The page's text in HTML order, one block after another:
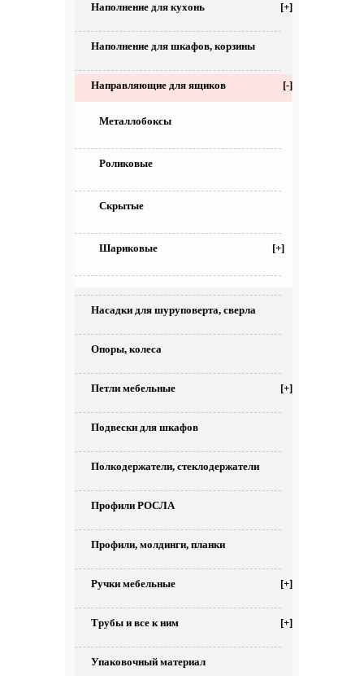
Наполнение для кухонь [+]
Наполнение для шкафов, корзины
Направляющие для ящиков [-]
Металлобоксы
Роликовые
Скрытые
Шариковые [+]
Насадки для шуруповерта, сверла
Опоры, колеса
Петли мебельные [+]
Подвески для шкафов
Полкодержатели, стеклодержатели
Профили РОСЛА
Профили, молдинги, планки
Ручки мебельные [+]
Трубы и все к ним [+]
Упаковочный материал